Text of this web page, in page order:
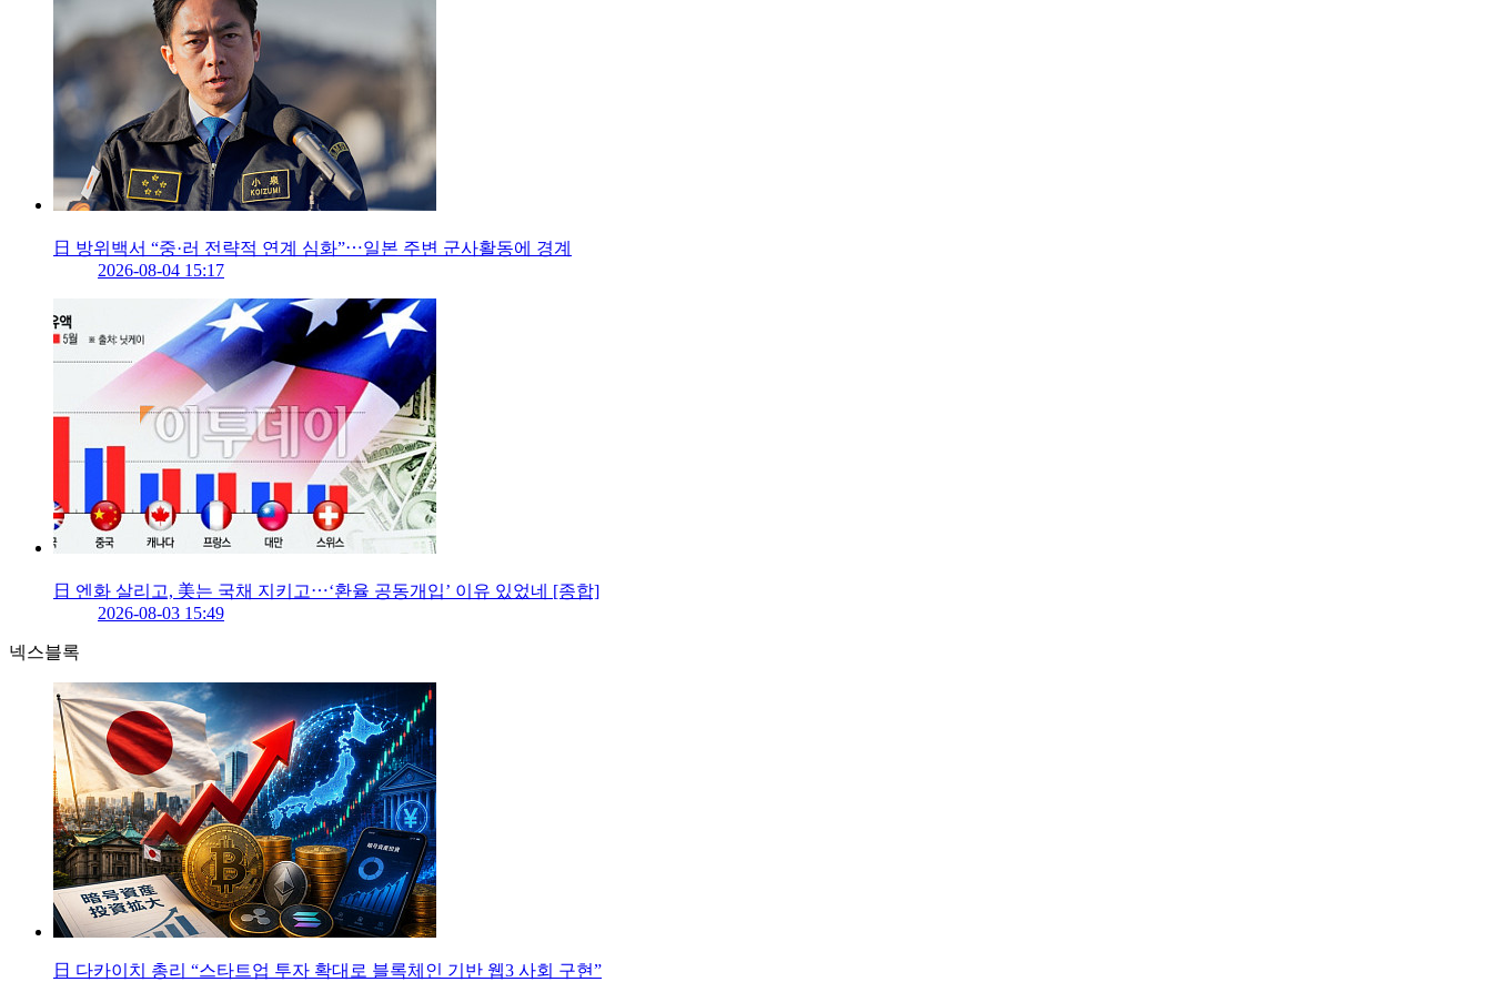
日 방위백서 “중·러 전략적 연계 심화”⋯일본 주변 군사활동에 경계
2026-08-04 15:17
日 엔화 살리고, 美는 국채 지키고⋯‘환율 공동개입’ 이유 있었네 [종합]
2026-08-03 15:49
넥스블록
日 다카이치 총리 “스타트업 투자 확대로 블록체인 기반 웹3 사회 구현”